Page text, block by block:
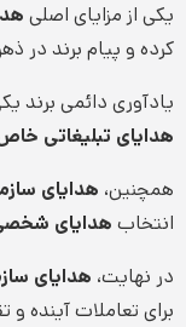
یکی از مزایای اصلی
کرده و پیام برند در
یادآوری دائمی برند
هدایای تبلیغاتی
همچنین، هدایای
انتخاب هدایای
در نهایت، هدایای
برای تعاملات آینده